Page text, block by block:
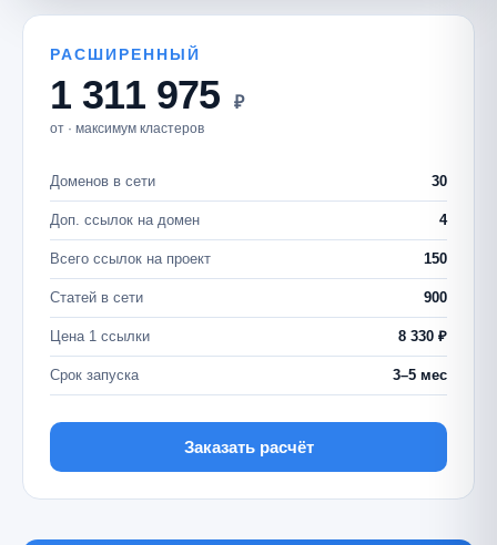
РАСШИРЕННЫЙ
1 311 975 ₽
от · максимум кластеров
Доменов в сети 30
Доп. ссылок на домен 4
Всего ссылок на проект 150
Статей в сети 900
Цена 1 ссылки 8 330 ₽
Срок запуска 3–5 мес
Заказать расчёт